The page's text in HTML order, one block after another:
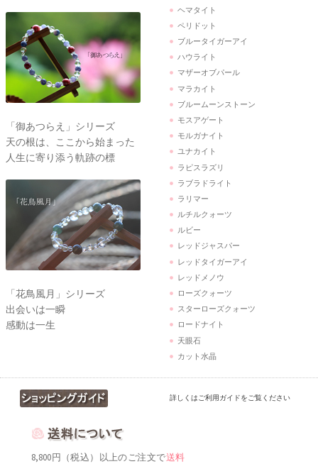
「御あつらえ」シリーズ
天の根は、ここから始まった
人生に寄り添う軌跡の標
「花鳥風月」シリーズ
出会いは一瞬
感動は一生
ヘマタイト
ペリドット
ブルータイガーアイ
ハウライト
マザーオブパール
マラカイト
ブルームーンストーン
モスアゲート
モルガナイト
ユナカイト
ラピスラズリ
ラブラドライト
ラリマー
ルチルクォーツ
ルビー
レッドジャスパー
レッドタイガーアイ
レッドメノウ
ローズクォーツ
スターローズクォーツ
ロードナイト
天眼石
カット水晶
詳しくはご利用ガイドをご覧ください
8,800円（税込）以上のご注文で送料